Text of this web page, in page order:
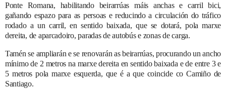
Ponte Romana, habilitando beirarrúas máis anchas e carril bici,
gañando espazo para as persoas e reducindo a circulación do tráfico
rodado a un carril, en sentido baixada, que se dotará, pola marxe
dereita, de aparcadoiro, paradas de autobús e zonas de carga.
Tamén se ampliarán e se renovarán as beirarrúas, procurando un ancho
mínimo de 2 metros na marxe dereita en sentido baixada e de entre 3 e
5 metros pola marxe esquerda, que é a que coincide co Camiño de
Santiago.